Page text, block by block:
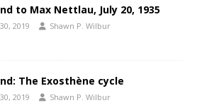
to Max Nettlau, July 20, 1935
2019 Shawn P. Wilbur
The Exosthène cycle
2019 Shawn P. Wilbur